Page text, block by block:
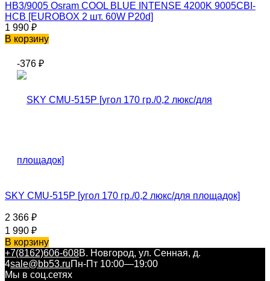
HB3/9005 Osram COOL BLUE INTENSE 4200K 9005CBI-
HCB [EUROBOX 2 шт. 60W P20d]
1 990 ₽
В корзину
-376 ₽
SKY CMU-515P [угол 170 гр./0,2 люкс/для площадок]
2 366 ₽
1 990 ₽
В корзину
+7(8162)606-608В. Новгород, ул. Сенная, д.
4sale@bb53.ruПн-Пт 10:00—19:00
Мы в соц.сетях